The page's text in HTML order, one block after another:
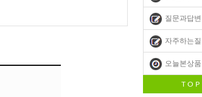
질문과답변
자주하는
오늘본상품
T O P